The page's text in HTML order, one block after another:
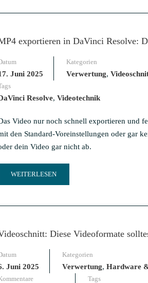
5
DEN
MIT
YOUTUBE
exportieren in DaVinci Resolve:
Juni 2025
Kategorien
Verwertung,
Resolve, Videotechnik
Video nur noch schnell exportieren und
den Standard-Voreinstellungen oder gar
dein Video gar nicht ab.
READ
MORE
MP4
DAVINCI
DIE
BESTEN
EINSTELLUNGEN
WEITERLESEN
Diese Videoformate
Juni 2025
Kategorien
Verwertung, Hardware
Tags